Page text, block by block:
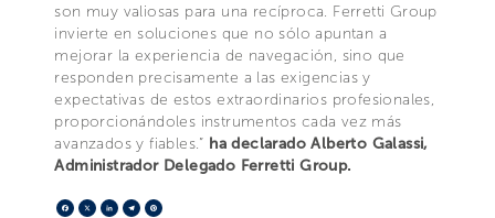
son muy valiosas para una recíproca. Ferretti Group
invierte en soluciones que no sólo apuntan a
mejorar la experiencia de navegación, sino que
responden precisamente a las exigencias y
expectativas de estos extraordinarios profesionales,
proporcionándoles instrumentos cada vez más
avanzados y fiables.” ha declarado Alberto Galassi,
Administrador Delegado Ferretti Group.
Facebook
X LinkedIn
Telegram